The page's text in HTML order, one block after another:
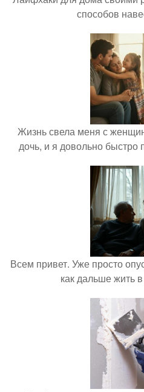
способов
Жизнь свела меня с
дочь, и я довольно быстро
Всем привет. Уже просто
как дальше жить